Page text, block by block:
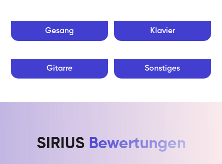
Gesang Klavier
Gitarre Sonstiges
SIRIUS Bewertungen